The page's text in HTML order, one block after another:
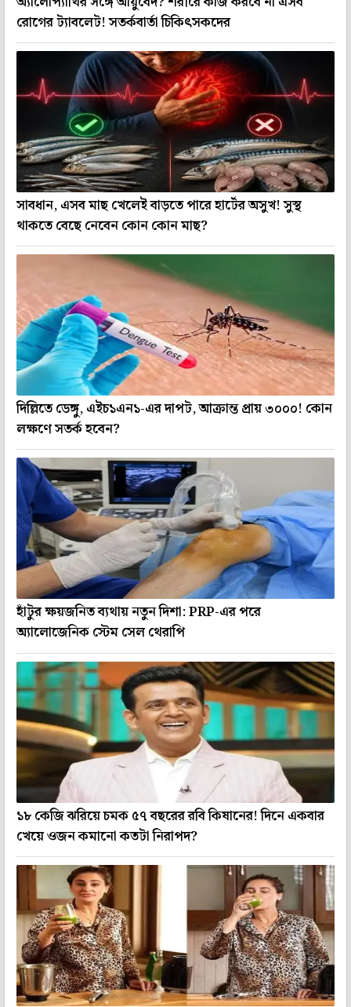
রোগের ট্যাবলেট! সতর্কবার্তা চিকিৎসকদের
সাবধান, এসব মাছ খেলেই বাড়তে পারে হার্টের অসুখ! সুস্থ
থাকতে বেছে নেবেন কোন কোন মাছ?
দিল্লিতে ডেঙ্গু, এইচ১এন১-এর দাপট, আক্রান্ত প্রায় ৩০০০! কোন
লক্ষণে সতর্ক হবেন?
হাঁটুর ক্ষয়জনিত ব্যথায় নতুন দিশা: PRP-এর পরে
অ্যালোজেনিক স্টেম সেল থেরাপি
১৮ কেজি ঝরিয়ে চমক ৫৭ বছরের রবি কিষানের! দিনে একবার
খেয়ে ওজন কমানো কতটা নিরাপদ?